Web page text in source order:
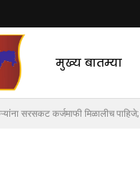
मुख्य बातम्या
सरसकट कर्जमाफी मिळालीच